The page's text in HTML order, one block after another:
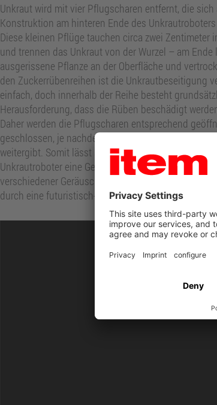
Unkraut wird mit vier Pflugscharen entfernt, die sich
Konstruktion am hinteren Ende des
Diese kleinen Pflüge tauchen circa zwei Zentimeter
und trennen das Unkraut von der Wurzel – am Ende
ausgerissene Pflanze an der Oberfläche und
den Zuckerrübenreihen ist die Unkrautbeseitigung
einfach, doch innerhalb der Reihe besteht
Herausforderung, dass die Rüben beschädigt
Daher werden die Pflugscharen entsprechend
geschlossen, je nachdem, was die zweite Kamera an
weitergibt. Somit lässt sich verhindern, dass die
Unkrautroboter eine Geschwindigkeit von 0,2 m/s,
verschiedener Geräusche und Farben an der LED-
durch eine futuristisch-minimalistische Außenhülle